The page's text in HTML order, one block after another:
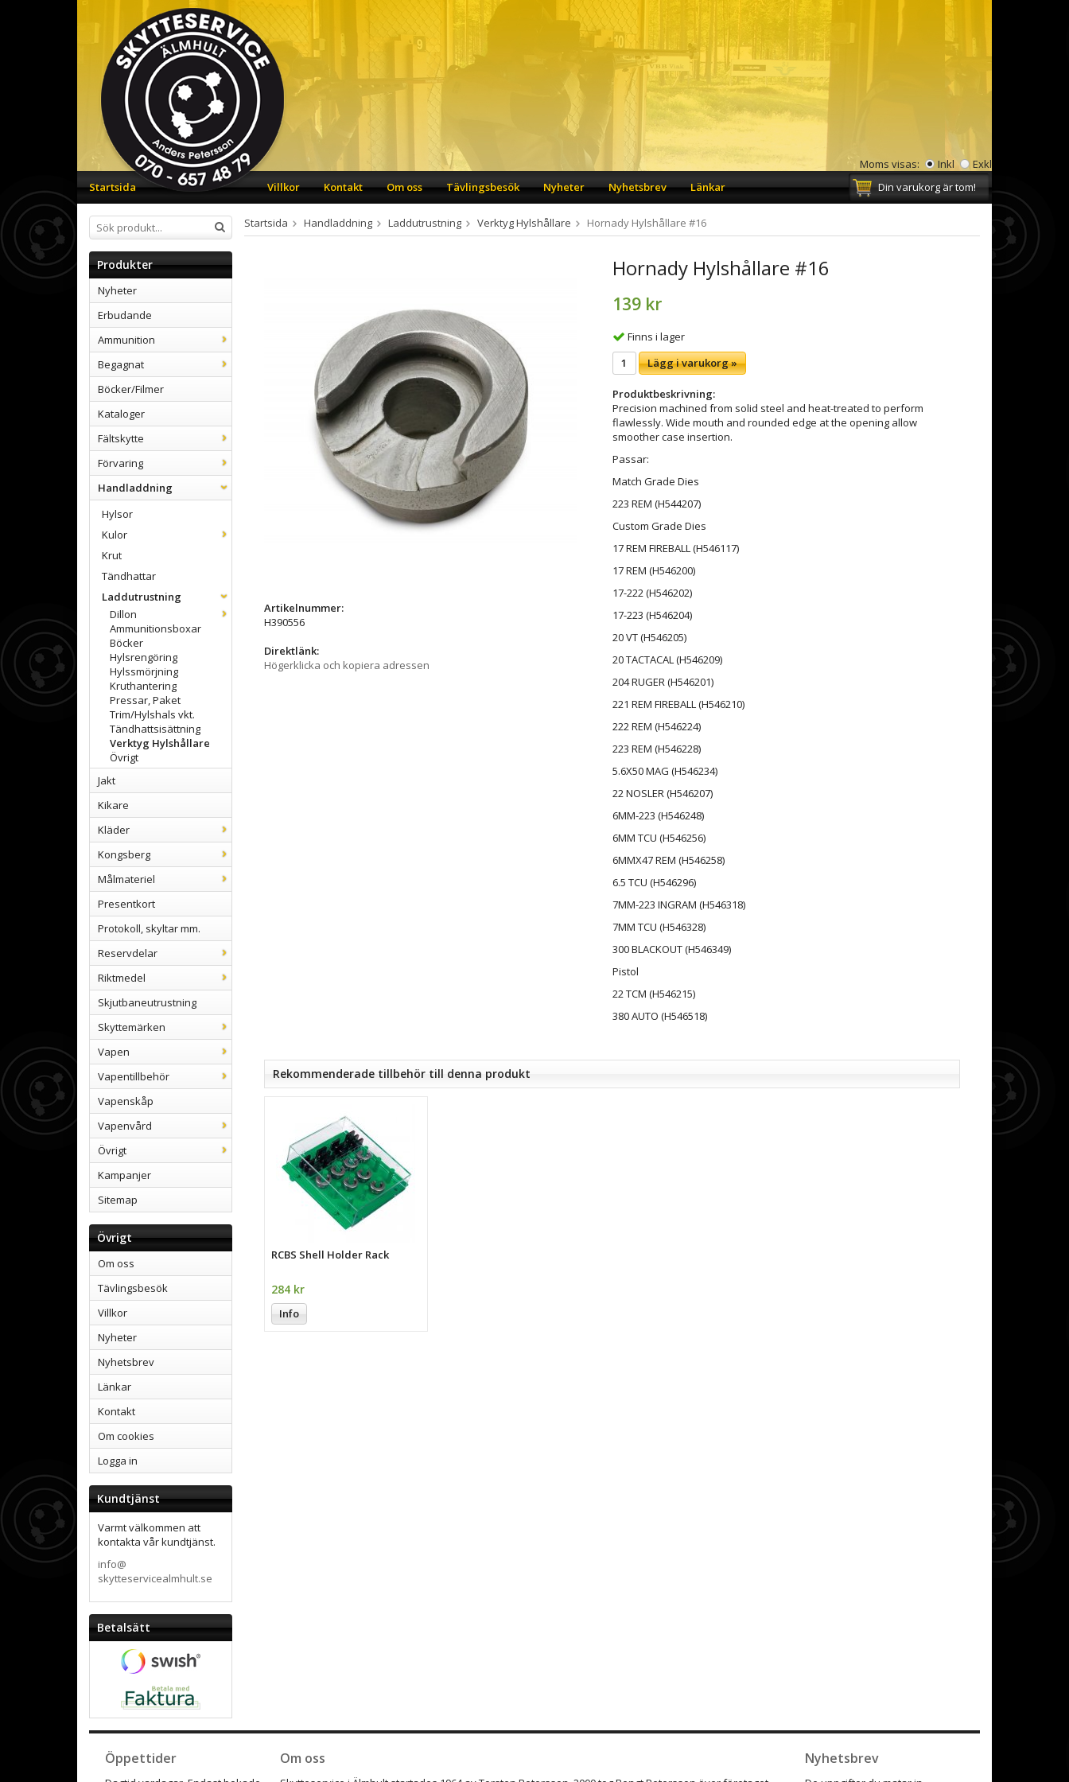
Moms visas: Inkl
Exkl
Startsida
Villkor Kontakt Om oss Tävlingsbesök Nyheter Nyhetsbrev Länkar Din varukorg är tom!
Produkter
Nyheter
Erbudande
Ammunition
Begagnat
Böcker/Filmer
Kataloger
Fältskytte
Förvaring
Handladdning
Hylsor
Kulor
Krut
Tändhattar
Laddutrustning
Dillon
Ammunitionsboxar
Böcker
Hylsrengöring
Hylssmörjning
Kruthantering
Pressar, Paket
Trim/Hylshals vkt.
Tändhattsisättning
Verktyg Hylshållare
Övrigt
Jakt
Kikare
Kläder
Kongsberg
Målmateriel
Presentkort
Protokoll, skyltar mm.
Reservdelar
Riktmedel
Skjutbaneutrustning
Skyttemärken
Vapen
Vapentillbehör
Vapenskåp
Vapenvård
Övrigt
Kampanjer
Sitemap
Övrigt
Om oss
Tävlingsbesök
Villkor
Nyheter
Nyhetsbrev
Länkar
Kontakt
Om cookies
Logga in
Kundtjänst
Varmt välkommen att
kontakta vår kundtjänst.
info@
skytteservicealmhult.se
Betalsätt
Startsida Handladdning Laddutrustning Verktyg Hylshållare Hornady Hylshållare #16
Hornady Hylshållare #16
139 kr
Finns i lager
Lägg i varukorg »
Produktbeskrivning:
Precision machined from solid steel and heat-treated to perform
flawlessly. Wide mouth and rounded edge at the opening allow
smoother case insertion.
Passar:
Match Grade Dies
223 REM (H544207)
Custom Grade Dies
17 REM FIREBALL (H546117)
17 REM (H546200)
17-222 (H546202)
17-223 (H546204)
20 VT (H546205)
20 TACTACAL (H546209)
204 RUGER (H546201)
221 REM FIREBALL (H546210)
222 REM (H546224)
223 REM (H546228)
5.6X50 MAG (H546234)
22 NOSLER (H546207)
6MM-223 (H546248)
6MM TCU (H546256)
6MMX47 REM (H546258)
6.5 TCU (H546296)
7MM-223 INGRAM (H546318)
7MM TCU (H546328)
300 BLACKOUT (H546349)
Pistol
22 TCM (H546215)
380 AUTO (H546518)
Artikelnummer:
H390556
Direktlänk:
Högerklicka och kopiera adressen
Rekommenderade tillbehör till denna produkt
RCBS Shell Holder Rack
284 kr
Info
Öppettider Nyhetsbrev
Om oss